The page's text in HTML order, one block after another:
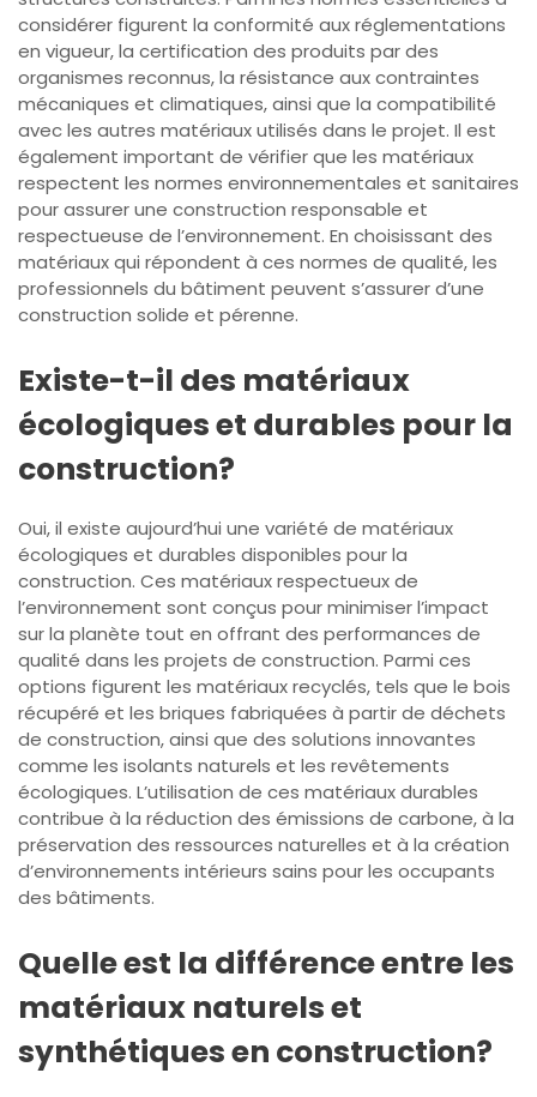
considérer figurent la conformité aux réglementations
en vigueur, la certification des produits par des
organismes reconnus, la résistance aux contraintes
mécaniques et climatiques, ainsi que la compatibilité
avec les autres matériaux utilisés dans le projet. Il est
également important de vérifier que les matériaux
respectent les normes environnementales et sanitaires
pour assurer une construction responsable et
respectueuse de l’environnement. En choisissant des
matériaux qui répondent à ces normes de qualité, les
professionnels du bâtiment peuvent s’assurer d’une
construction solide et pérenne.
Existe-t-il des matériaux
écologiques et durables pour la
construction?
Oui, il existe aujourd’hui une variété de matériaux
écologiques et durables disponibles pour la
construction. Ces matériaux respectueux de
l’environnement sont conçus pour minimiser l’impact
sur la planète tout en offrant des performances de
qualité dans les projets de construction. Parmi ces
options figurent les matériaux recyclés, tels que le bois
récupéré et les briques fabriquées à partir de déchets
de construction, ainsi que des solutions innovantes
comme les isolants naturels et les revêtements
écologiques. L’utilisation de ces matériaux durables
contribue à la réduction des émissions de carbone, à la
préservation des ressources naturelles et à la création
d’environnements intérieurs sains pour les occupants
des bâtiments.
Quelle est la différence entre les
matériaux naturels et
synthétiques en construction?